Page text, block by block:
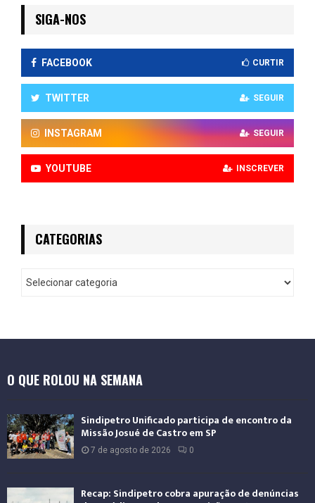
SIGA-NOS
FACEBOOK CURTIR
TWITTER SEGUIR
INSTAGRAM SEGUIR
YOUTUBE INSCREVER
CATEGORIAS
O QUE ROLOU NA SEMANA
Sindipetro Unificado participa de encontro da
Missão Josué de Castro em SP
7 de agosto de 2026 0
Recap: Sindipetro cobra apuração de denúncias